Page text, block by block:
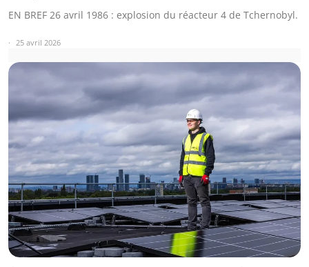
EN BREF 26 avril 1986 : explosion du réacteur 4 de Tchernobyl.
25 avril 2026